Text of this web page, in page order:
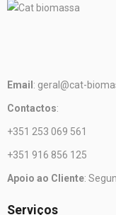
Email : geral@cat-
Contactos:
+351 253 069 561
+351 916 856 125
Apoio ao Cliente:
Serviços